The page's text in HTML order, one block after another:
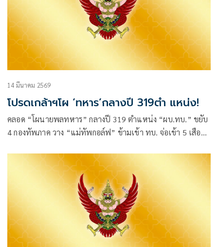
14 มีนาคม 2569
โปรดเกล้าฯโผ ‘ทหาร’กลางปี 319ตำ แหน่ง!
คลอด “โผนายพลทหาร” กลางปี 319 ตำแหน่ง “ผบ.ทบ.” ขยับ
4 กองทัพภาค วาง “แม่ทัพกอล์ฟ” ข้ามเข้า ทบ. จ่อเข้า 5 เสือ
ขึ้นรองเจ้ากรมฯ ผบ.เหล่าทัพหนุนยกระดับใช้
คลื่นแม่เหล็กไฟฟ้าในการรบยุคใหม่